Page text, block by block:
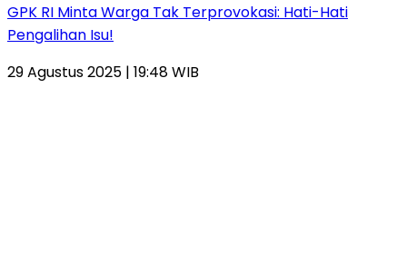
GPK RI Minta Warga Tak Terprovokasi: Hati-Hati
Pengalihan Isu!
29 Agustus 2025 | 19:48 WIB